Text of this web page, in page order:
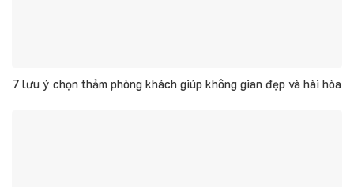
7 lưu ý chọn thảm phòng khách giúp không gian đẹp và hài hòa